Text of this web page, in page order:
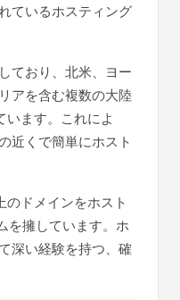
ているホスティング
ており、北米、ヨー
アを含む複数の大陸
います。これによ
近くで簡単にホスト
ドメインをホスト
を擁しています。ホ
深い経験を持つ、確